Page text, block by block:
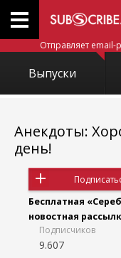
Отправляет
Выпуски
Анекдоты:
день!
Бесплатная
новостная
Подписчиков
9.607